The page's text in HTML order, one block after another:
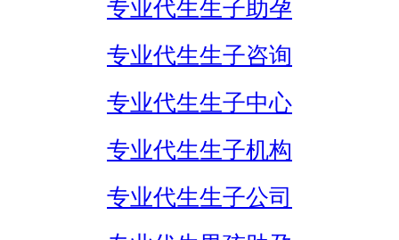
专业代生生子助孕
专业代生生子咨询
专业代生生子中心
专业代生生子机构
专业代生生子公司